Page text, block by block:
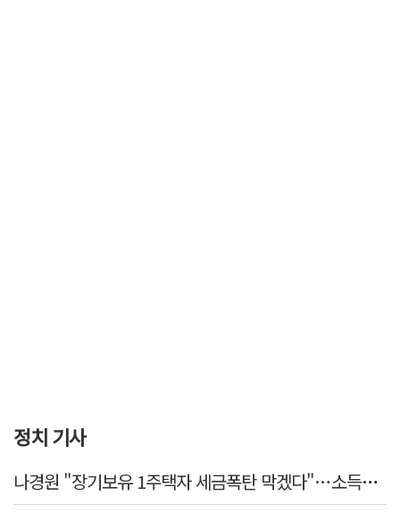
정치 기사
나경원 "장기보유 1주택자 세금폭탄 막겠다"…소득세법 개정안 발의